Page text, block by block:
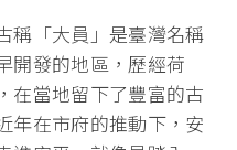
稱「大員」是臺灣名稱
開發的地區，歷經荷
在當地留下了豐富的古
年在市府的推動下，安